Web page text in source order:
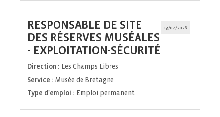
03/07/2026
RESPONSABLE DE SITE
DES RÉSERVES MUSÉALES
- EXPLOITATION-SÉCURITÉ
Direction : Les Champs Libres
Service : Musée de Bretagne
Type d'emploi : Emploi permanent